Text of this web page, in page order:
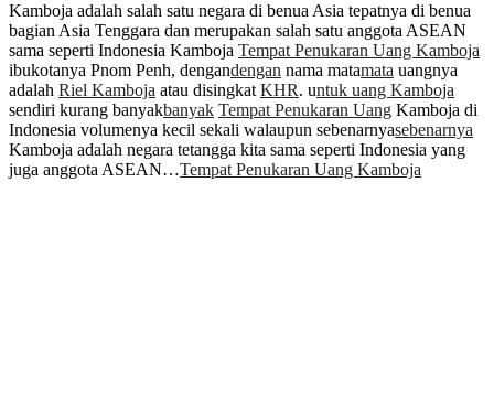
Kamboja adalah salah satu negara di benua Asia tepatnya di benua
bagian Asia Tenggara dan merupakan salah satu anggota ASEAN
sama seperti Indonesia Kamboja Tempat Penukaran Uang Kamboja
ibukotanya Pnom Penh, dengandengan nama matamata uangnya
adalah Riel Kamboja atau disingkat KHR. untuk uang Kamboja
sendiri kurang banyakbanyak Tempat Penukaran Uang Kamboja di
Indonesia volumenya kecil sekali walaupun sebenarnyasebenarnya
Kamboja adalah negara tetangga kita sama seperti Indonesia yang
juga anggota ASEAN…Tempat Penukaran Uang Kamboja